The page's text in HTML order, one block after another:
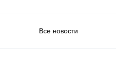
Все новости